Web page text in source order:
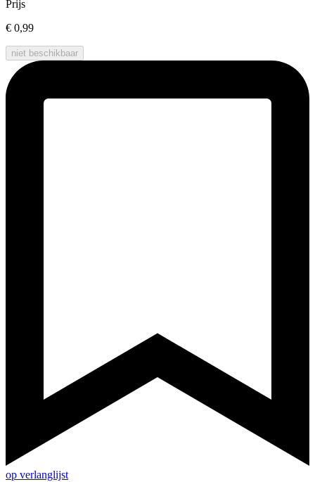
Prijs
€ 0,99
niet beschikbaar
op verlanglijst